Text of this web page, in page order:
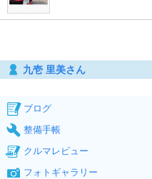
九壱 里美さん
ブログ
整備手帳
クルマレビュー
フォトギャラリー